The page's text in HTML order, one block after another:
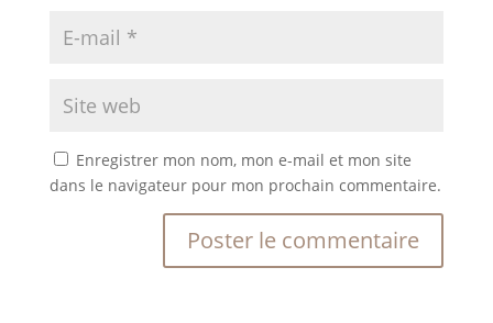
Enregistrer mon nom, mon e-mail et mon site
dans le navigateur pour mon prochain commentaire.